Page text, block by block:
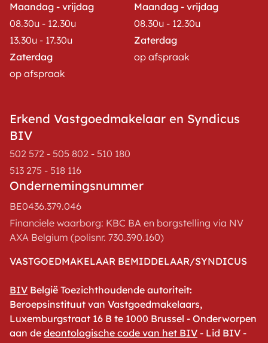
Maandag - vrijdag
08.30u - 12.30u
13.30u - 17.30u
Zaterdag
op afspraak
Maandag - vrijdag
08.30u - 12.30u
Zaterdag
op afspraak
Erkend Vastgoedmakelaar en Syndicus
BIV
502 572 - 505 802 - 510 180
513 275 - 518 116
Ondernemingsnummer
BE0436.379.046
Financiele waarborg: KBC BA en borgstelling via NV
AXA Belgium (polisnr. 730.390.160)
VASTGOEDMAKELAAR BEMIDDELAAR/SYNDICUS
BIV België Toezichthoudende autoriteit:
Beroepsinstituut van Vastgoedmakelaars,
Luxemburgstraat 16 B te 1000 Brussel - Onderworpen
aan de deontologische code van het BIV - Lid BIV -